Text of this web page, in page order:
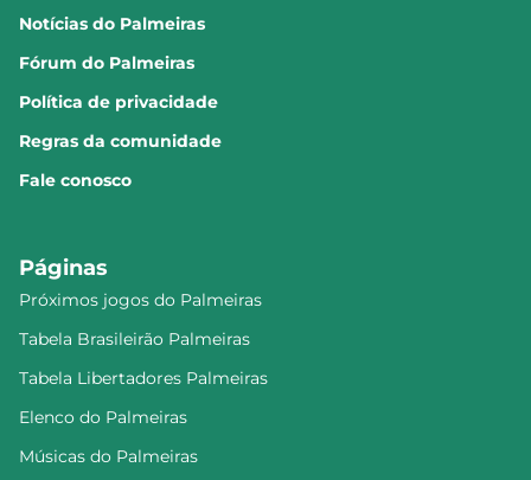
Notícias do Palmeiras
Fórum do Palmeiras
Política de privacidade
Regras da comunidade
Fale conosco
Páginas
Próximos jogos do Palmeiras
Tabela Brasileirão Palmeiras
Tabela Libertadores Palmeiras
Elenco do Palmeiras
Músicas do Palmeiras